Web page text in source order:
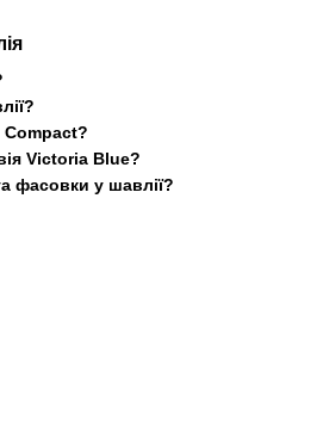
Compact?
Victoria Blue?
фасовки у шавлії?